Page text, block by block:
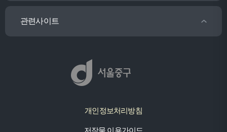
관련사이트
개인정보처리방침
저작물 이용가이드